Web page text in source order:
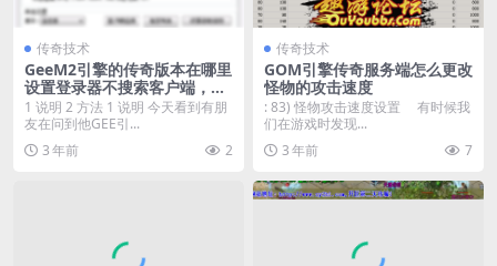
传奇技术
GeeM2引擎的传奇版本在哪里
设置登录器不搜索客户端，直
接更新微端？？
1 说明 2 方法 1 说明 今天看到有朋
友在问到他GEE引...
3 年前
2
传奇技术
GOM引擎传奇服务端怎么更改
怪物的攻击速度
: 83) 怪物攻击速度设置 有时候我
们在游戏时发现...
3 年前
7